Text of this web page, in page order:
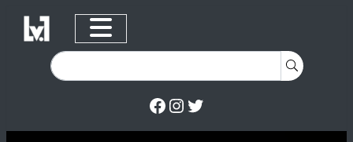
Skip to content
Facebook
Instagram
Posted on
Posted in
Posted in